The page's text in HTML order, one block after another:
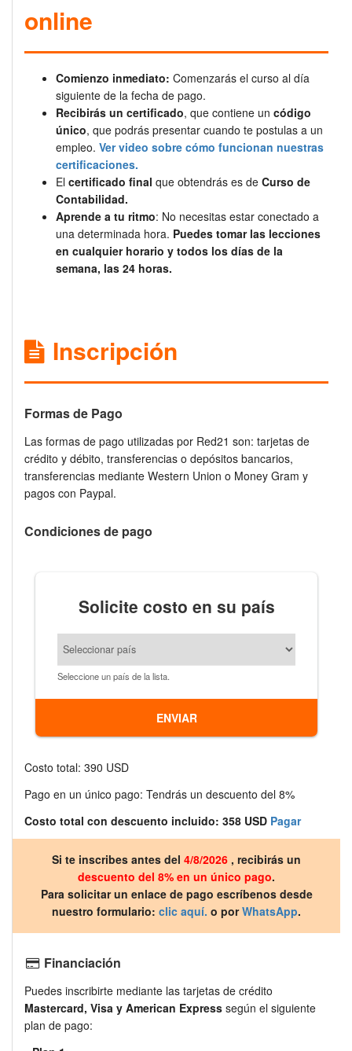
online
Comienzo inmediato: Comenzarás el curso al día
siguiente de la fecha de pago.
Recibirás un certificado, que contiene un código
único, que podrás presentar cuando te postulas a un
empleo. Ver video sobre cómo funcionan nuestras
certificaciones.
El certificado final que obtendrás es de Curso de
Contabilidad.
Aprende a tu ritmo: No necesitas estar conectado a
una determinada hora. Puedes tomar las lecciones
en cualquier horario y todos los días de la
semana, las 24 horas.
Inscripción
Formas de Pago
Las formas de pago utilizadas por Red21 son: tarjetas de
crédito y débito, transferencias o depósitos bancarios,
transferencias mediante Western Union o Money Gram y
pagos con Paypal.
Condiciones de pago
Solicite costo en su país
Seleccione un país de la lista.
Costo total: 390 USD
Pago en un único pago: Tendrás un descuento del 8%
Costo total con descuento incluido: 358 USD Pagar
Si te inscribes antes del 4/8/2026 , recibirás un
descuento del 8% en un único pago.
Para solicitar un enlace de pago escríbenos desde
nuestro formulario: clic aquí. o porWhatsApp.
Financiación
Puedes inscribirte mediante las tarjetas de crédito
Mastercard, Visa y American Express según el siguiente
plan de pago: